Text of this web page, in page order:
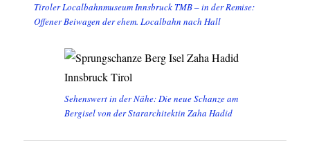
Tiroler Localbahnmuseum Innsbruck TMB – in der Remise:
Offener Beiwagen der ehem. Localbahn nach Hall
Sehenswert in der Nähe: Die neue Schanze am
Bergisel von der Stararchitektin Zaha Hadid